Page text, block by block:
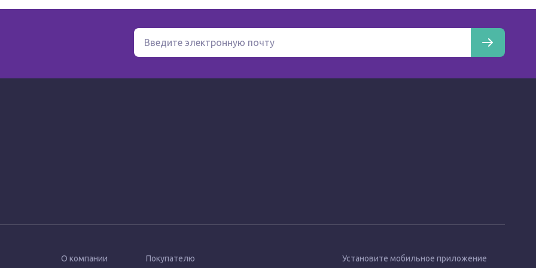
(от 17G до 22G) в зависимости от
суставов;
нагрузки и регулярно нагружающих
в области инъекции;
данных).
О компании Покупателю Установите мобильное приложение